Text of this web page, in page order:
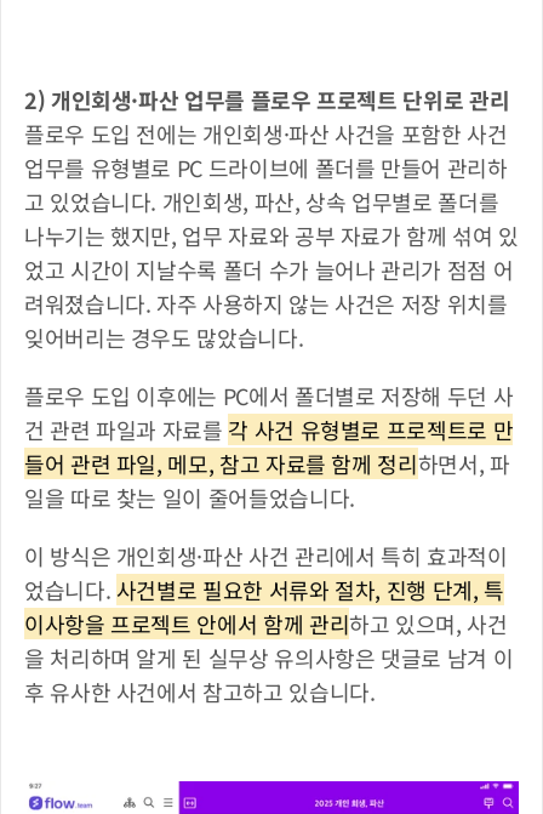
2) 개인회생·파산 업무를 플로우 프로젝트 단위로 관리
플로우 도입 전에는 개인회생·파산 사건을 포함한 사건
업무를 유형별로 PC 드라이브에 폴더를 만들어 관리하
고 있었습니다. 개인회생, 파산, 상속 업무별로 폴더를
나누기는 했지만, 업무 자료와 공부 자료가 함께 섞여 있
었고 시간이 지날수록 폴더 수가 늘어나 관리가 점점 어
려워졌습니다. 자주 사용하지 않는 사건은 저장 위치를
잊어버리는 경우도 많았습니다.
플로우 도입 이후에는 PC에서 폴더별로 저장해 두던 사
건 관련 파일과 자료를 각 사건 유형별로 프로젝트로 만
들어 관련 파일, 메모, 참고 자료를 함께 정리하면서, 파
일을 따로 찾는 일이 줄어들었습니다.
이 방식은 개인회생·파산 사건 관리에서 특히 효과적이
었습니다. 사건별로 필요한 서류와 절차, 진행 단계, 특
이사항을 프로젝트 안에서 함께 관리하고 있으며, 사건
을 처리하며 알게 된 실무상 유의사항은 댓글로 남겨 이
후 유사한 사건에서 참고하고 있습니다.